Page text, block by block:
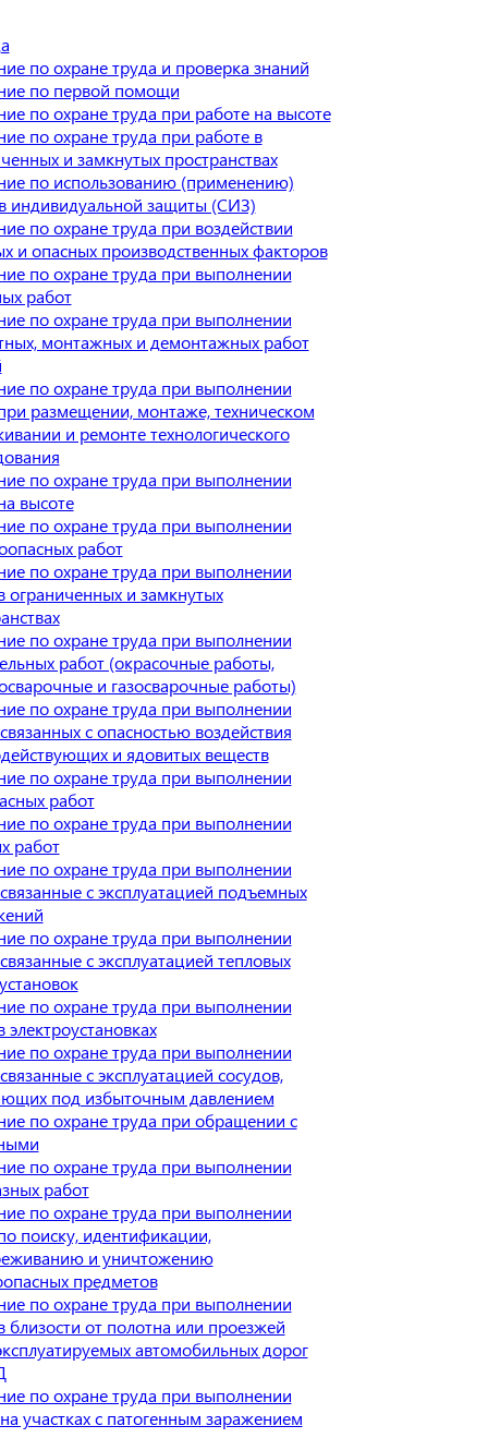
по охране труда и проверка знаний
по первой помощи
по охране труда при работе на высоте
по охране труда при работе в
и замкнутых пространствах
по использованию (применению)
индивидуальной защиты (СИЗ)
по охране труда при воздействии
и опасных производственных факторов
по охране труда при выполнении
работ
по охране труда при выполнении
монтажных и демонтажных работ
по охране труда при выполнении
размещении, монтаже, техническом
и ремонте технологического
по охране труда при выполнении
высоте
по охране труда при выполнении
работ
по охране труда при выполнении
ограниченных и замкнутых
по охране труда при выполнении
работ (окрасочные работы,
и газосварочные работы)
по охране труда при выполнении
с опасностью воздействия
и ядовитых веществ
по охране труда при выполнении
работ
по охране труда при выполнении
работ
по охране труда при выполнении
с эксплуатацией подъемных
по охране труда при выполнении
с эксплуатацией тепловых
по охране труда при выполнении
электроустановках
по охране труда при выполнении
с эксплуатацией сосудов,
под избыточным давлением
по охране труда при обращении с
по охране труда при выполнении
работ
по охране труда при выполнении
поиску, идентификации,
и уничтожению
предметов
по охране труда при выполнении
близости от полотна или проезжей
автомобильных дорог
по охране труда при выполнении
участках с патогенным заражением